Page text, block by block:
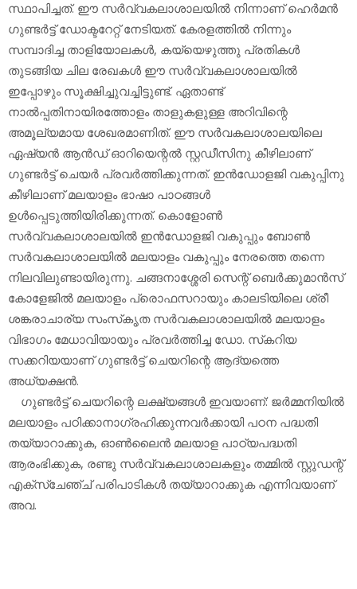
സ്ഥാപിച്ചത്. ഈ സര്‍വ്വകലാശാലയില്‍ നിന്നാണ് ഹെര്‍മന്‍
ഗുണ്ടര്‍ട്ട് ഡോക്ടറേറ്റ് നേടിയത്. കേരളത്തില്‍ നിന്നും
സമ്പാദിച്ച താളിയോലകള്‍, കയ്യെഴുത്തു പ്രതികള്‍
തുടങ്ങിയ ചില രേഖകള്‍ ഈ സര്‍വ്വകലാശാലയില്‍
ഇപ്പോഴും സൂക്ഷിച്ചുവച്ചിട്ടുണ്ട്. ഏതാണ്ട്
നാല്‍പ്പതിനായിരത്തോളം താളുകളുള്ള അറിവിന്റെ
അമൂല്യമായ ശേഖരമാണിത്. ഈ സര്‍വകലാശാലയിലെ
ഏഷ്യന്‍ ആന്‍ഡ് ഓറിയെന്റല്‍ സ്റ്റഡീസിനു കീഴിലാണ്
ഗുണ്ടര്‍ട്ട് ചെയര്‍ പ്രവര്‍ത്തിക്കുന്നത്. ഇന്‍ഡോളജി വകുപ്പിനു
കീഴിലാണ് മലയാളം ഭാഷാ പാഠങ്ങള്‍
ഉള്‍പ്പെടുത്തിയിരിക്കുന്നത്. കൊളോണ്‍
സര്‍വ്വകലാശാലയില്‍ ഇന്‍ഡോളജി വകുപ്പും ബോണ്‍
സര്‍വകലാശാലയില്‍ മലയാളം വകുപ്പും നേരത്തെ തന്നെ
നിലവിലുണ്ടായിരുന്നു. ചങ്ങനാശ്ശേരി സെന്റ് ബെര്‍ക്കുമാന്‍സ്
കോളേജില്‍ മലയാളം പ്രൊഫസറായും കാലടിയിലെ ശ്രീ
ശങ്കരാചാര്യ സംസ്‌കൃത സര്‍വകലാശാലയില്‍ മലയാളം
വിഭാഗം മേധാവിയായും പ്രവര്‍ത്തിച്ച ഡോ. സ്‌കറിയ
സക്കറിയയാണ് ഗുണ്ടര്‍ട്ട് ചെയറിന്റെ ആദ്യത്തെ
അധ്യക്ഷന്‍.
ഗുണ്ടര്‍ട്ട് ചെയറിന്റെ ലക്ഷ്യങ്ങള്‍ ഇവയാണ്: ജര്‍മ്മനിയില്‍
മലയാളം പഠിക്കാനാഗ്രഹിക്കുന്നവര്‍ക്കായി പഠന പദ്ധതി
തയ്യാറാക്കുക, ഓണ്‍ലൈന്‍ മലയാള പാഠ്യപദ്ധതി
ആരംഭിക്കുക, രണ്ടു സര്‍വ്വകലാശാലകളും തമ്മില്‍ സ്റ്റുഡന്റ്
എക്‌സ്‌ചേഞ്ച് പരിപാടികള്‍ തയ്യാറാക്കുക എന്നിവയാണ്
അവ.